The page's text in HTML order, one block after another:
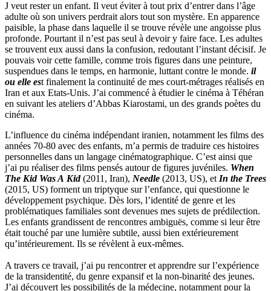
J veut rester un enfant. Il veut éviter à tout prix d’entrer dans l’âge
adulte où son univers perdrait alors tout son mystère. En apparence
paisible, la phase dans laquelle il se trouve révèle une angoisse plus
profonde. Pourtant il n’est pas seul à devoir y faire face. Les adultes
se trouvent eux aussi dans la confusion, redoutant l’instant décisif. Je
pouvais voir cette famille, comme trois figures dans une peinture,
suspendues dans le temps, en harmonie, luttant contre le monde. il
ou elle est finalement la continuité de mes court-métrages réalisés en
Iran et aux Etats-Unis. J’ai commencé à étudier le cinéma à Téhéran
en suivant les ateliers d’Abbas Kiarostami, un des grands poètes du
cinéma.
L’influence du cinéma indépendant iranien, notamment les films des
années 70-80 avec des enfants, m’a permis de traduire ces histoires
personnelles dans un langage cinématographique. C’est ainsi que
j’ai pu réaliser des films pensés autour de figures juvéniles. When
The Kid Was A Kid(2011, Iran), Needle (2013, US), et In the Trees
(2015, US) forment un triptyque sur l’enfance, qui questionne le
développement psychique. Dès lors, l’identité de genre et les
problématiques familiales sont devenues mes sujets de prédilection.
Les enfants grandissent de rencontres ambiguës, comme si leur être
était touché par une lumière subtile, aussi bien extérieurement
qu’intérieurement. Ils se révèlent à eux-mêmes.
A travers ce travail, j’ai pu rencontrer et apprendre sur l’expérience
de la transidentité, du genre expansif et la non-binarité des jeunes.
J’ai découvert les possibilités de la médecine, notamment pour la